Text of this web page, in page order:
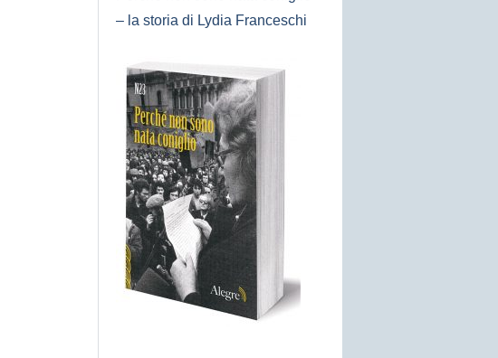
– la storia di Lydia Franceschi